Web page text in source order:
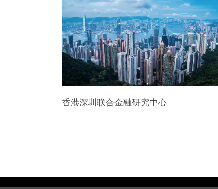
香港深圳联合金融研究中心